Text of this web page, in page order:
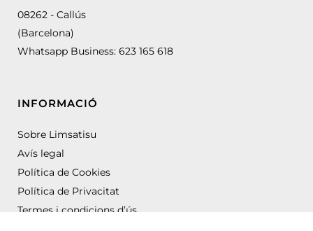
08262 - Callús
(Barcelona)
Whatsapp Business: 623 165 618
INFORMACIÓ
Sobre Limsatisu
Avís legal
Política de Cookies
Política de Privacitat
Termes i condicions d’ús